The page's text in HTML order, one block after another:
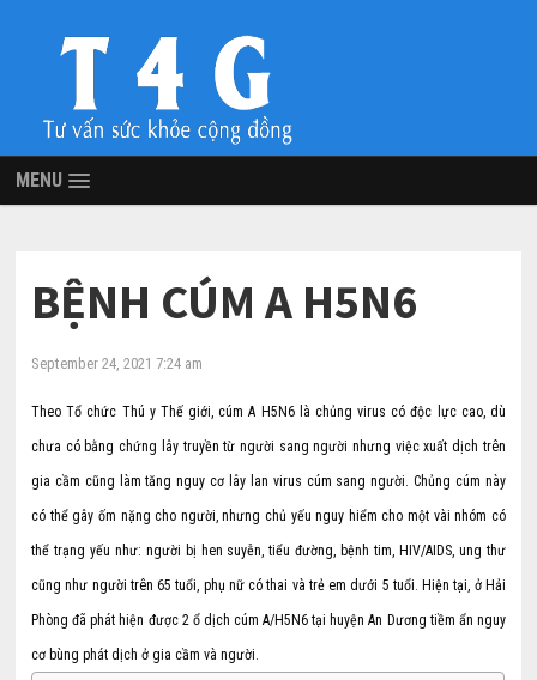
MENU
BỆNH CÚM A H5N6
September 24, 2021 7:24 am
Theo Tổ chức Thú y Thế giới, cúm A H5N6 là chủng virus có độc lực cao, dù
chưa có bằng chứng lây truyền từ người sang người nhưng việc xuất dịch trên
gia cầm cũng làm tăng nguy cơ lây lan virus cúm sang người. Chủng cúm này
có thể gây ốm nặng cho người, nhưng chủ yếu nguy hiểm cho một vài nhóm có
thể trạng yếu như: người bị hen suyễn, tiểu đường, bệnh tim, HIV/AIDS, ung thư
cũng như người trên 65 tuổi, phụ nữ có thai và trẻ em dưới 5 tuổi. Hiện tại, ở Hải
Phòng đã phát hiện được 2 ổ dịch cúm A/H5N6 tại huyện An Dương tiềm ẩn nguy
cơ bùng phát dịch ở gia cầm và người.